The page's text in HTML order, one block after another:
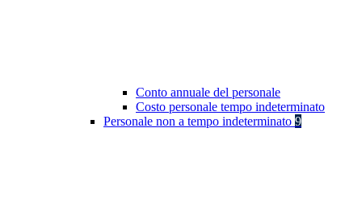
Conto annuale del personale
Costo personale tempo indeterminato
Personale non a tempo indeterminato 9